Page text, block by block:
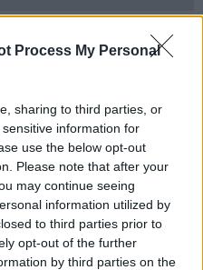
Process My Personal
sharing to third parties, or
information for
use the below opt-out
Please note that after your
may continue seeing
information utilized by
to third parties prior to
opt-out of the further
by third parties on the
di segnalazione del
gli agenti di una pattuglia della
Luigi Orlando in quanto
un cittadino tramite il 112 che
l’auto ed al suo ritorno
suo interno.